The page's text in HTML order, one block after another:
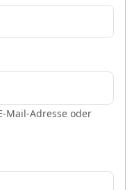
Mail-Adresse oder